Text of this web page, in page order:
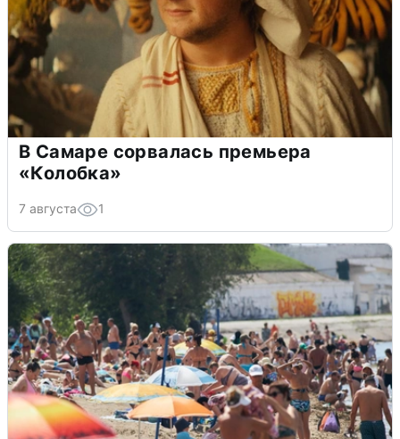
В Самаре сорвалась премьера
«Колобка»
7 августа 1